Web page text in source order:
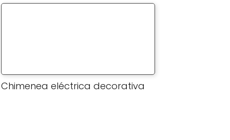
Chimenea eléctrica decorativa